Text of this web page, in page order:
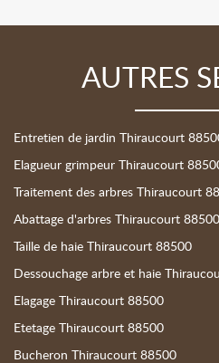
AUTRES
Entretien de jardin Thiraucourt
Elagueur grimpeur Thiraucourt
Traitement des arbres Thiraucourt
Abattage d'arbres Thiraucourt 88500
Taille de haie Thiraucourt 88500
Dessouchage arbre et haie
Elagage Thiraucourt 88500
Etetage Thiraucourt 88500
Bucheron Thiraucourt 88500